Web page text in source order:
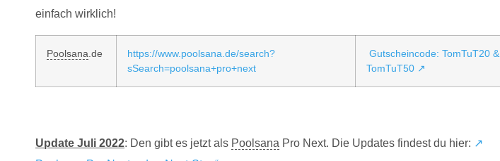
einfach wirklich!
Poolsana .de
https://www.poolsana.de/search?
sSearch=poolsana+pro+next
Gutscheincode: TomTuT20 &
TomTuT50 ↗
Update Juli 2022: Den gibt es jetzt als Poolsana Pro Next. Die Updates findest du hier: ↗️